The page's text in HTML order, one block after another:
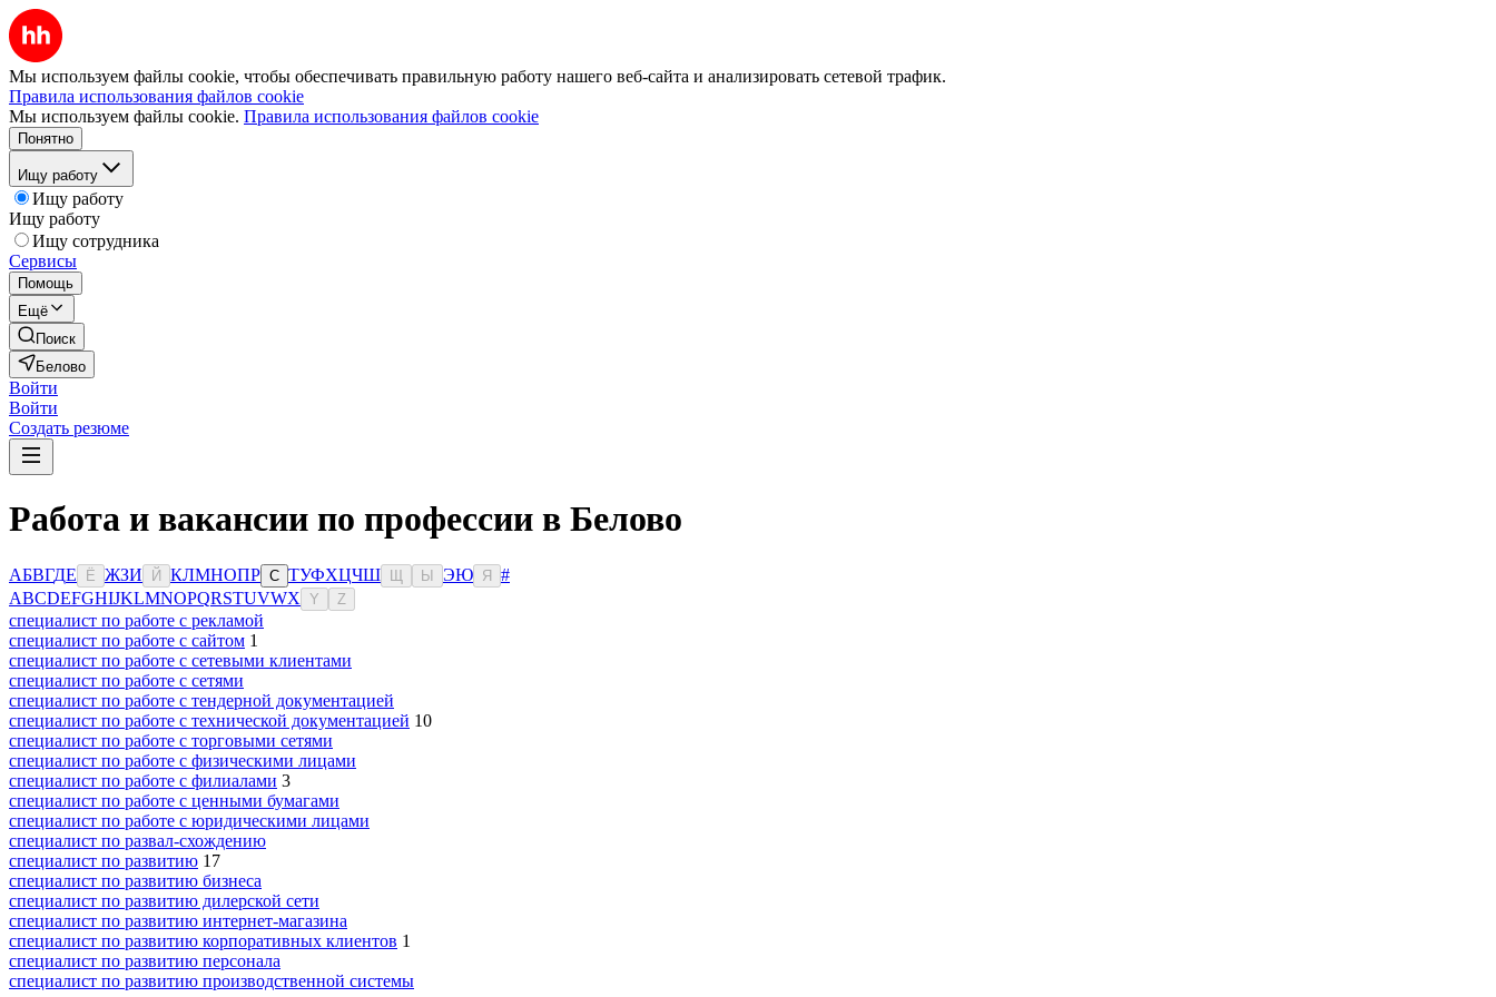
Мы используем файлы cookie, чтобы обеспечивать правильную работу нашего веб-сайта и анализировать сетевой трафик.
Правила использования файлов cookie
Мы используем файлы cookie. Правила использования файлов cookie
Понятно
Ищу работу
Ищу работу
Ищу работу
Ищу сотрудника
Сервисы
Помощь
Ещё
Поиск
Белово
Войти
Войти
Создать резюме
Работа и вакансии по профессии в Белово
АБВГДЕ Ё ЖЗИ Й КЛМНОПР С ТУФХЦЧШ Ы ЭЮ Я
#
ABCDEFGHIJKLMNOPQRSTUVWX Y Z
специалист по работе с рекламой
специалист по работе с сайтом 1
специалист по работе с сетевыми клиентами
специалист по работе с сетями
специалист по работе с тендерной документацией
специалист по работе с технической документацией 10
специалист по работе с торговыми сетями
специалист по работе с физическими лицами
специалист по работе с филиалами 3
специалист по работе с ценными бумагами
специалист по работе с юридическими лицами
специалист по развал-схождению
специалист по развитию 17
специалист по развитию бизнеса
специалист по развитию дилерской сети
специалист по развитию интернет-магазина
специалист по развитию корпоративных клиентов 1
специалист по развитию персонала
специалист по развитию производственной системы